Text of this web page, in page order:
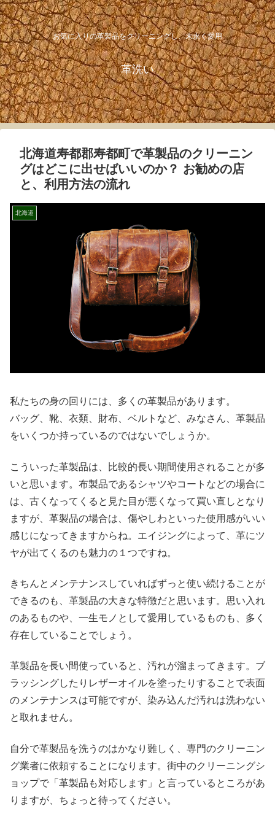
お気に入りの革製品をクリーニングし、末永く愛用
革洗い
北海道寿都郡寿都町で革製品のクリーニン
グはどこに出せばいいのか？ お勧めの店
と、利用方法の流れ
北海道
私たちの身の回りには、多くの革製品があります。
バッグ、靴、衣類、財布、ベルトなど、みなさん、革製品
をいくつか持っているのではないでしょうか。
こういった革製品は、比較的長い期間使用されることが多
いと思います。布製品であるシャツやコートなどの場合に
は、古くなってくると見た目が悪くなって買い直しとなり
ますが、革製品の場合は、傷やしわといった使用感がいい
感じになってきますからね。エイジングによって、革にツ
ヤが出てくるのも魅力の１つですね。
きちんとメンテナンスしていればずっと使い続けることが
できるのも、革製品の大きな特徴だと思います。思い入れ
のあるものや、一生モノとして愛用しているものも、多く
存在していることでしょう。
革製品を長い間使っていると、汚れが溜まってきます。ブ
ラッシングしたりレザーオイルを塗ったりすることで表面
のメンテナンスは可能ですが、染み込んだ汚れは洗わない
と取れません。
自分で革製品を洗うのはかなり難しく、専門のクリーニン
グ業者に依頼することになります。街中のクリーニングシ
ョップで「革製品も対応します」と言っているところがあ
りますが、ちょっと待ってください。